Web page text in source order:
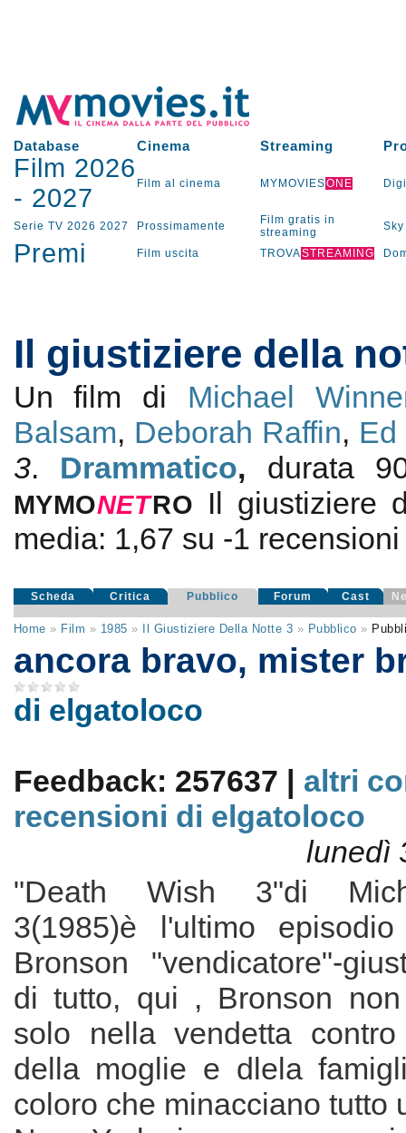
Database Cinema Streaming
Film 2026
- 2027 Film al cinema MYMOVIESONE
Serie TV 2026 2027 Prossimamente
Film gratis in
streaming
Sky
Premi Film uscita TROVASTREAMING
Il giustiziere della
Un film di Michael
Balsam, Deborah Raffin, Ed
3. Drammatico, durata
MYMONETRO
Il giustiziere
media: 1,67 su -1
Scheda Critica Pubblico Forum Cast
Home » Film » 1985 » Il Giustiziere Della Notte 3 » Pubblico »
ancora bravo, mister
di elgatoloco
Feedback: 257637 | altri
recensioni di elgatoloco
lunedì
"Death Wish 3"di
3(1985)è l'ultimo
Bronson "vendicatore"-
di tutto, qui , Bronson
solo nella vendetta
della moglie e dlela
coloro che minacciano tutto